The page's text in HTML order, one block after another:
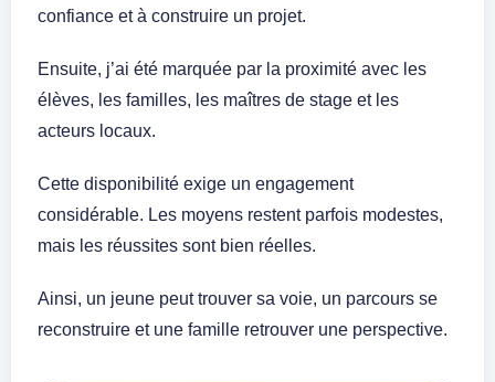
confiance et à construire un projet.
Ensuite, j’ai été marquée par la proximité avec les
élèves, les familles, les maîtres de stage et les
acteurs locaux.
Cette disponibilité exige un engagement
considérable. Les moyens restent parfois modestes,
mais les réussites sont bien réelles.
Ainsi, un jeune peut trouver sa voie, un parcours se
reconstruire et une famille retrouver une perspective.